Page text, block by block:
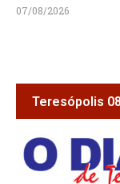
07/08/2026
Teresópolis